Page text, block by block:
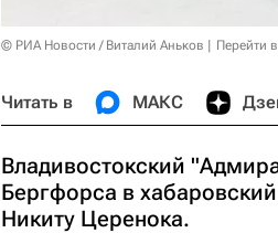
© РИА Новости / Виталий Аньков Перейти
Читать в МАКС
Владивостокский
Бергфорса в
Никиту Церенока.